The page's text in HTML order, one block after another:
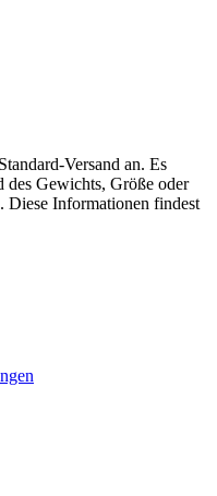
Versand an. Es
Gewichts, Größe oder
Diese Informationen findest